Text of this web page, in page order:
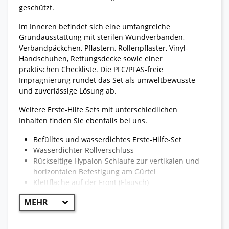
geschützt.
Im Inneren befindet sich eine umfangreiche
Grundausstattung mit sterilen Wundverbänden,
Verbandpäckchen, Pflastern, Rollenpflaster, Vinyl-
Handschuhen, Rettungsdecke sowie einer
praktischen Checkliste. Die PFC/PFAS-freie
Imprägnierung rundet das Set als umweltbewusste
und zuverlässige Lösung ab.
Weitere Erste-Hilfe Sets mit unterschiedlichen
Inhalten finden Sie ebenfalls bei uns.
Befülltes und wasserdichtes Erste-Hilfe-Set
Wasserdichter Rollverschluss
Rückseitige Hypalon-Schlaufe zur vertikalen und
horizontalen Befestigung am Gürtel
Klettfläche auf der Front (Flausch)
Wasserdicht getapte Nähte
PFC/PFAS-freie Imprägnierung